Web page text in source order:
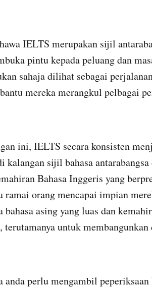
IELTS merupakan sijil
pintu kepada peluang dan
sahaja dilihat sebagai
mereka merangkul pelbagai
ini, IELTS secara konsisten
sijil bahasa
Bahasa Inggeris yang
ramai orang mencapai impian
asing yang luas dan
untuk
anda perlu mengambil